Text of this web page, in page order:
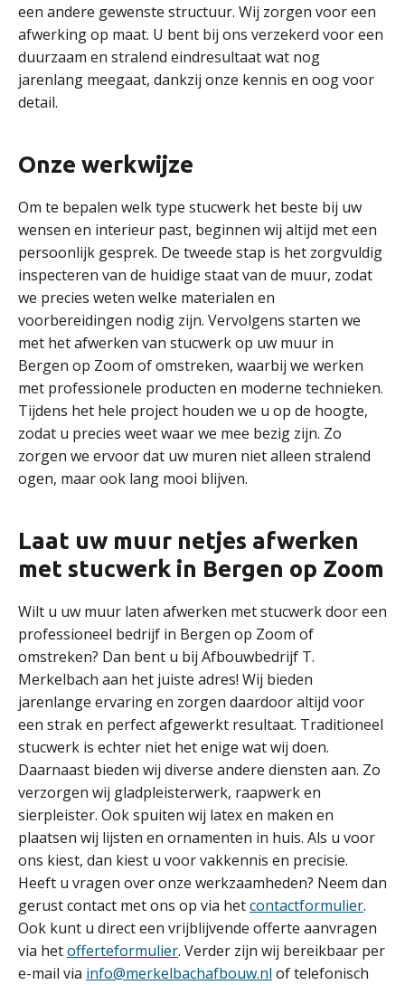
een andere gewenste structuur. Wij zorgen voor een
afwerking op maat. U bent bij ons verzekerd voor een
duurzaam en stralend eindresultaat wat nog
jarenlang meegaat, dankzij onze kennis en oog voor
detail.
Onze werkwijze
Om te bepalen welk type stucwerk het beste bij uw
wensen en interieur past, beginnen wij altijd met een
persoonlijk gesprek. De tweede stap is het zorgvuldig
inspecteren van de huidige staat van de muur, zodat
we precies weten welke materialen en
voorbereidingen nodig zijn. Vervolgens starten we
met het afwerken van stucwerk op uw muur in
Bergen op Zoom of omstreken, waarbij we werken
met professionele producten en moderne technieken.
Tijdens het hele project houden we u op de hoogte,
zodat u precies weet waar we mee bezig zijn. Zo
zorgen we ervoor dat uw muren niet alleen stralend
ogen, maar ook lang mooi blijven.
Laat uw muur netjes afwerken
met stucwerk in Bergen op Zoom
Wilt u uw muur laten afwerken met stucwerk door een
professioneel bedrijf in Bergen op Zoom of
omstreken? Dan bent u bij Afbouwbedrijf T.
Merkelbach aan het juiste adres! Wij bieden
jarenlange ervaring en zorgen daardoor altijd voor
een strak en perfect afgewerkt resultaat. Traditioneel
stucwerk is echter niet het enige wat wij doen.
Daarnaast bieden wij diverse andere diensten aan. Zo
verzorgen wij gladpleisterwerk, raapwerk en
sierpleister. Ook spuiten wij latex en maken en
plaatsen wij lijsten en ornamenten in huis. Als u voor
ons kiest, dan kiest u voor vakkennis en precisie.
Heeft u vragen over onze werkzaamheden? Neem dan
gerust contact met ons op via hetcontactformulier.
Ook kunt u direct een vrijblijvende offerte aanvragen
via hetofferteformulier. Verder zijn wij bereikbaar per
e-mail via info@merkelbachafbouw.nl of telefonisch